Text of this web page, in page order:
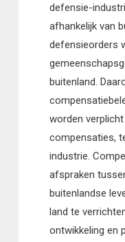
defensie-
afhankelijk van
defensieorders
buitenland.
worden
compensaties,
industrie.
afspraken
buitenlandse
land te
ontwikkeling en